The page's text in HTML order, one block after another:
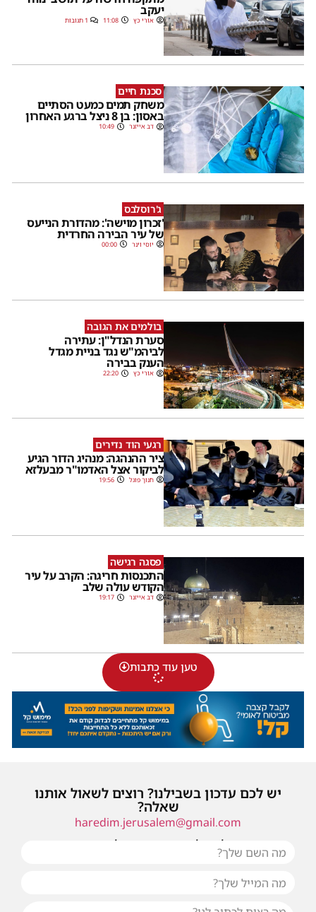
יעקב
אורי כץ 11:08 1 תגובות
סכנת חיים
משחק תמים כמעט הסתיים
באסון: בן 8 ניצל ברגע האחרון
דב אייזנר 10:49
ג'רוסלבס
'זכרון מוישה': מהדורת הנייעס
של עיר הבירה החרדית
יוסי וינר 00:00
בולמים את הגובה
סערת הנדל"ן: עתירה
לביהמ"ש נגד בניית מגדל
הענק בבירה
אורי כץ 22:20
רגעי הוד נדירים
ציר ההנהגה: מנהיג הדור הגיע
לביקור אצל האדמו"ר מבעלזא
חנוך פוגל 19:56
פסגה רגישה
התכנסות חריגה: הקרב על עיר
הקודש עולה שלב
דב אייזנר 19:17
טען עוד כתבות
יש לכם עדכון בשבילנו? רוצים לשאול אותנו
שאלה?
haredim.jerusalem@gmail.com
או שילחו אלינו פנייה ונחזור אליכם בהקדם